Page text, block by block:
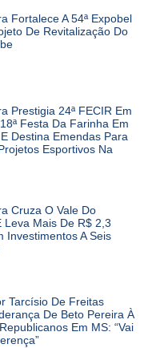
Fortalece A 54ª Expobel
De Revitalização Do
Prestigia 24ª FECIR Em
Festa Da Farinha Em
Destina Emendas Para
Esportivos Na
Cruza O Vale Do
Leva Mais De R$ 2,3
Investimentos A Seis
Tarcísio De Freitas
De Beto Pereira À
Em MS: “Vai